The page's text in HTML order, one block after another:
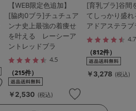
【WEB限定色追加】
[脇肉0ブラ]チュチュア
ンナ史上最強の着痩せ
を叶える レーシーア
ントレッドブラ
4.5
（215件）
￥2,530 (税込)
[育乳ブラ]谷間
てしっかり盛
アドアステラブ
4.7
（812件）
￥3,278 (税込)